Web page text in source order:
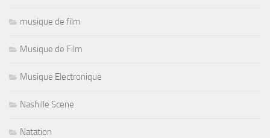
musique de film
Musique de Film
Musique Electronique
Nashille Scene
Natation